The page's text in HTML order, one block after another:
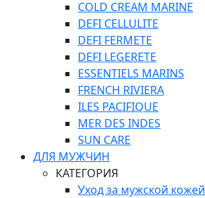
COLD CREAM MARINE
DEFI CELLULITE
DEFI FERMETE
DEFI LEGERETE
ESSENTIELS MARINS
FRENCH RIVIERA
ILES PACIFIQUE
MER DES INDES
SUN CARE
ДЛЯ МУЖЧИН
КАТЕГОРИЯ
Уход за мужской кожей